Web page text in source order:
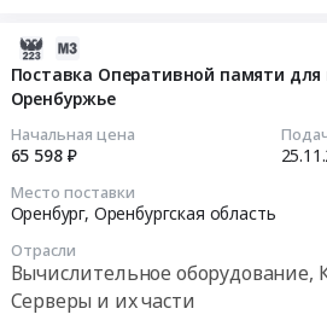
Поставка Оперативной памяти
Оренбуржье
Начальная цена
65 598 ₽
Место поставки
Оренбург, Оренбургская область
Отрасли
Вычислительное
Серверы и их части